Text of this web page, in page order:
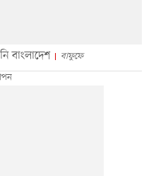
বাংলাদেশ বাফুফে